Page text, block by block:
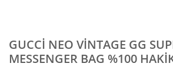
GUCCİ NEO VİNTAGE GG
MESSENGER BAG %100